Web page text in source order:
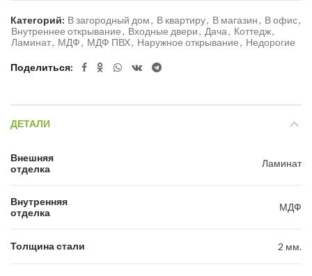
Категорий: В загородный дом, В квартиру, В магазин, В офис,
Внутреннее открывание, Входные двери, Дача, Коттедж,
Ламинат, МДФ, МДФ ПВХ, Наружное открывание, Недорогие
Поделиться
ДЕТАЛИ
Внешняя
отделка
Ламинат
Внутренняя
отделка
МДФ
Толщина стали 2 мм.